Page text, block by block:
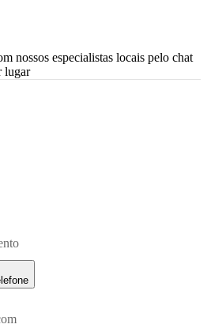
nossos especialistas locais pelo chat
lugar